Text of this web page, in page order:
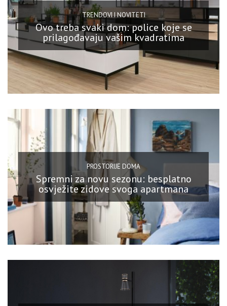
TRENDOVI I NOVITETI
Ovo treba svaki dom: police koje se
prilagođavaju vašim kvadratima
PROSTORIJE DOMA
Spremni za novu sezonu: besplatno
osvježite zidove svoga apartmana